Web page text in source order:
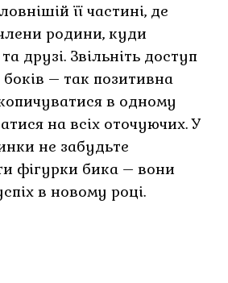
її частині, де
родини, куди
друзі. Звільніть доступ
боків – так позитивна
в одному
на всіх оточуючих. У
не забудьте
фігурки бика – вони
в новому році.